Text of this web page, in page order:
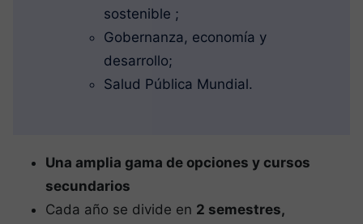
sostenible ;
Gobernanza, economía y
desarrollo;
Salud Pública Mundial.
Una amplia gama de opciones y cursos
secundarios
Cada año se divide en 2 semestres,